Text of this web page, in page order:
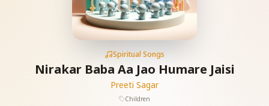
Spiritual Songs
Nirakar Baba Aa Jao Humare Jaisi
Preeti Sagar
Children